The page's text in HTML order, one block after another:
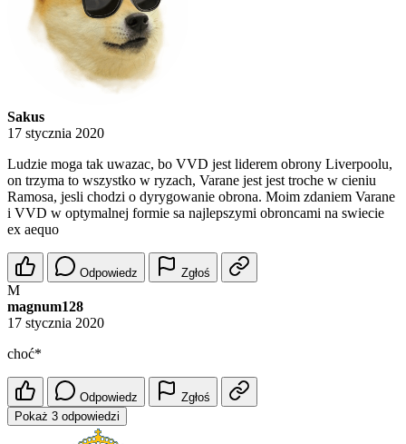
Sakus
17 stycznia 2020
Ludzie moga tak uwazac, bo VVD jest liderem obrony Liverpoolu,
on trzyma to wszystko w ryzach, Varane jest jest troche w cieniu
Ramosa, jesli chodzi o dyrygowanie obrona. Moim zdaniem Varane
i VVD w optymalnej formie sa najlepszymi obroncami na swiecie
ex aequo
Odpowiedz Zgłoś
M
magnum128
17 stycznia 2020
choć*
Odpowiedz
Zgłoś
Pokaż 3 odpowiedzi